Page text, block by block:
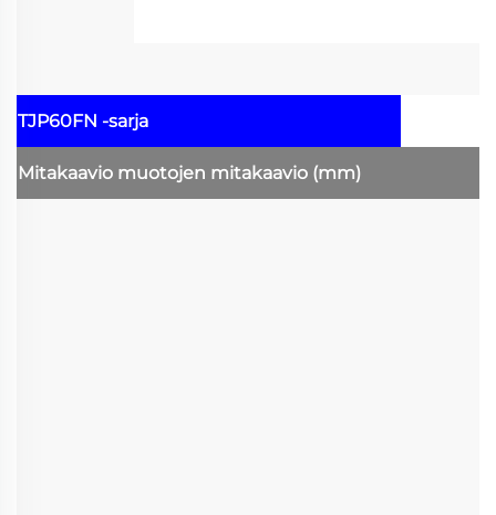
TJP60FN -sarja
Mitakaavio muotojen mitakaavio (mm)